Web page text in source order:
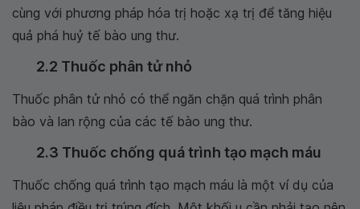
cùng với phương pháp hóa trị hoặc xạ trị để tăng hiệu
quả phá huỷ tế bào ung thư.
2.2 Thuốc phân tử nhỏ
Thuốc phân tử nhỏ có thể ngăn chặn quá trình phân
bào và lan rộng của các tế bào ung thư.
2.3 Thuốc chống quá trình tạo mạch máu
Thuốc chống quá trình tạo mạch máu là một ví dụ của